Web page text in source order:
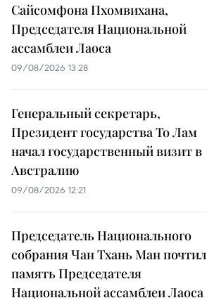
Сайсомфона Пхомвихана,
Председателя Национальной
ассамблеи Лаоса
09/08/2026 13:28
Генеральный секретарь,
Президент государства То Лам
начал государственный визит в
Австралию
09/08/2026 12:21
Председатель Национального
собрания Чан Тхань Ман почтил
память Председателя
Национальной ассамблеи Лаоса